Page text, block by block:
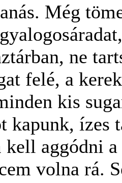
Még
ne
felé, a
kis
kapunk, ízes
kell aggódni
volna rá.